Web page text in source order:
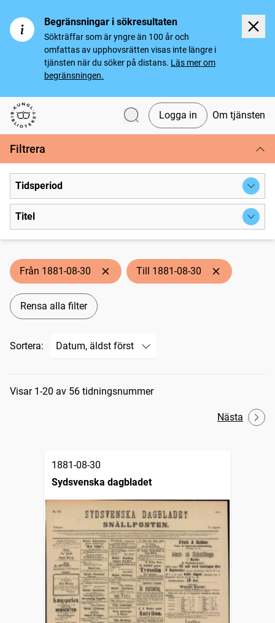
Begränsningar i sökresultaten
Sökträffar som är yngre än 100 år och
omfattas av upphovsrätten visas inte längre i
tjänsten när du söker på distans. Läs mer om
begränsningen.
Svenska tidningar
Logga in Om tjänsten
Filtrera
Tidsperiod
Titel
Från 1881-08-30 Till 1881-08-30
Rensa alla filter
Sortera:
Sökresultat
Visar 1-20 av 56 tidningsnummer
Nästa
1881-08-30
Sydsvenska dagbladet